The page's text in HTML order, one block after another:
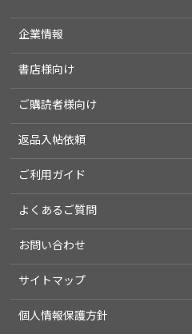
企業情報
書店様向け
ご購読者様向け
返品入帖依頼
ご利用ガイド
よくあるご質問
お問い合わせ
サイトマップ
個人情報保護方針